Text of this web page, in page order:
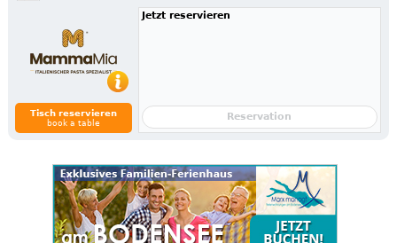
Tisch reservieren
book a table
Jetzt reservieren
Reservation